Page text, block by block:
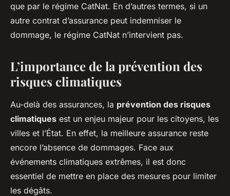
que par le régime CatNat. En d’autres termes, si un
autre contrat d’assurance peut indemniser le
dommage, le régime CatNat n’intervient pas.
L’importance de la prévention des
risques climatiques
Au-delà des assurances, la prévention des risques
climatiques est un enjeu majeur pour les citoyens, les
villes et l’État. En effet, la meilleure assurance reste
encore l’absence de dommages. Face aux
événements climatiques extrêmes, il est donc
essentiel de mettre en place des mesures pour limiter
les dégâts.